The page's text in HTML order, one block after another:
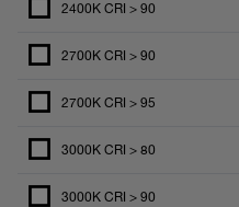
2400K CRI > 90
2700K CRI > 90
2700K CRI > 95
3000K CRI > 80
3000K CRI > 90